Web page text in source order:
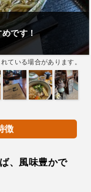
めです！
ている場合があります。
徴
、風味豊かで